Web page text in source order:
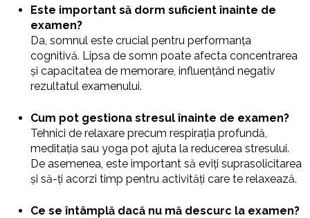
Este important să dorm suficient înainte de
examen?
Da, somnul este crucial pentru performanța
cognitivă. Lipsa de somn poate afecta concentrarea
și capacitatea de memorare, influențând negativ
rezultatul examenului.
Cum pot gestiona stresul înainte de examen?
Tehnici de relaxare precum respirația profundă,
meditația sau yoga pot ajuta la reducerea stresului.
De asemenea, este important să eviți suprasolicitarea
și să-ți acorzi timp pentru activități care te relaxează.
Ce se întâmplă dacă nu mă descurc la examen?